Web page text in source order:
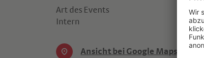
Art des Events
Intern
Ansicht bei Google Maps